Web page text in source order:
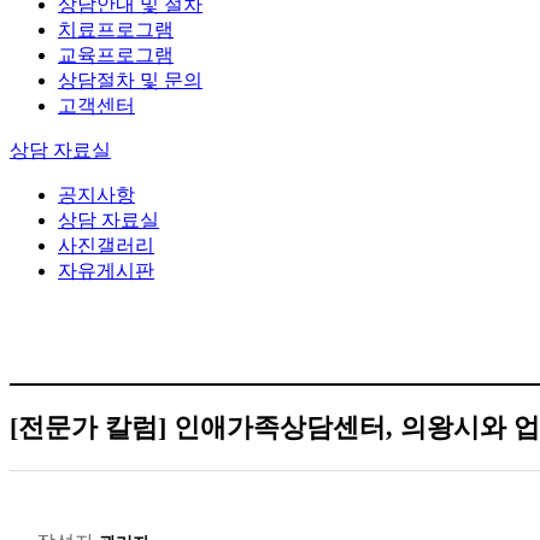
치료프로그램
교육프로그램
상담절차 및 문의
고객센터
상담 자료실
공지사항
상담 자료실
사진갤러리
자유게시판
[전문가 칼럼] 인애가족상담센터, 의왕시와